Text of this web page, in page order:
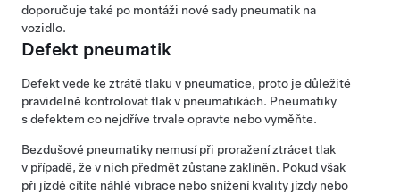
doporučuje také po montáži nové sady pneumatik na
vozidlo.
Defekt pneumatik
Defekt vede ke ztrátě tlaku v pneumatice, proto je důležité
pravidelně kontrolovat tlak v pneumatikách. Pneumatiky
s defektem co nejdříve trvale opravte nebo vyměňte.
Bezdušové pneumatiky nemusí při proražení ztrácet tlak
v případě, že v nich předmět zůstane zaklíněn. Pokud však
při jízdě cítíte náhlé vibrace nebo snížení kvality jízdy nebo